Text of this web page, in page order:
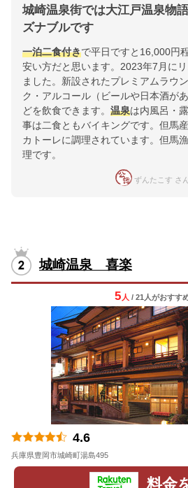
城崎温泉街では大江戸温泉物
ズナブルです
一泊二食付きで平日ですと16,000円程
安い方だと思います。2023年7月に
ました。新設されたプレミアムラウ
ク・アルコール（ビールや日本酒が
どを飲食できます。 温泉は内風呂・
事は二食ともバイキングです。但馬
カトーレに調理されています。但馬
理です。
ずんたこす さ
城崎温泉 喜楽
5 人 / 21人がおすす
4.6
兵庫県豊岡市城崎町湯島495
料金